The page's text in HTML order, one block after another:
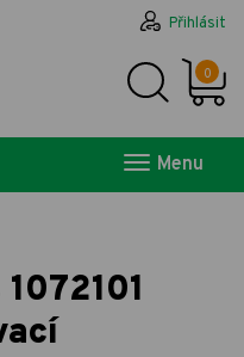
Přihlásit
0
Menu